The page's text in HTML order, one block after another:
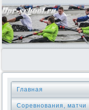
Главная
Соревнования, матчи